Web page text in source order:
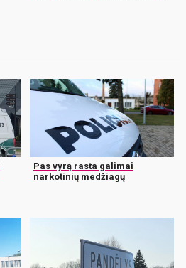
Pas vyrą rasta galimai
narkotinių medžiagų